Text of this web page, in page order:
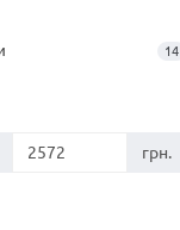
14
грн.